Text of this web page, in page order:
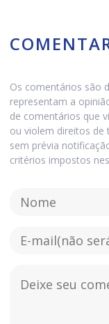
Os comentários são
representam a
de comentários que
ou violem direitos de
sem prévia
critérios impostos